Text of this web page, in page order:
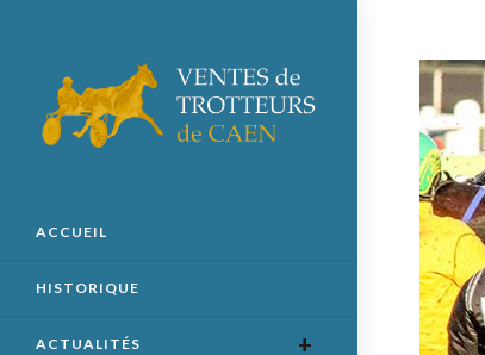
ACCUEIL
HISTORIQUE
ACTUALITÉS